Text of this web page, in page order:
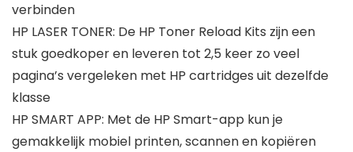
verbinden
HP LASER TONER: De HP Toner Reload Kits zijn een
stuk goedkoper en leveren tot 2,5 keer zo veel
pagina’s vergeleken met HP cartridges uit dezelfde
klasse
HP SMART APP: Met de HP Smart-app kun je
gemakkelijk mobiel printen, scannen en kopiëren